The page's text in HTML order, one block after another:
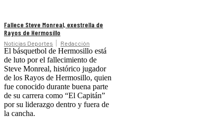
Fallece Steve Monreal, exestrella de
Rayos de Hermosillo
Noticias Deportes Redacción
El básquetbol de Hermosillo está
de luto por el fallecimiento de
Steve Monreal, histórico jugador
de los Rayos de Hermosillo, quien
fue conocido durante buena parte
de su carrera como “El Capitán”
por su liderazgo dentro y fuera de
la cancha.